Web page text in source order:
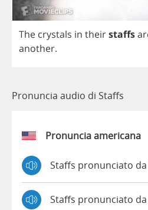
The crystals in theirstaffs
another.
Pronuncia audio di Staffs
Pronuncia americana
Staffs pronunciato da
Staffs pronunciato da